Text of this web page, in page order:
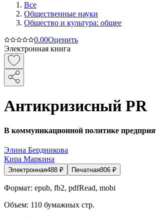
Все
Общественные науки
Общество и культура: общее
0.00Оценить
Электронная книга
Антикризисный PR
В коммуникационной политике
Элина Бердникова
Кира Маркина
Электронная488 ₽ Печатная806 ₽
Формат: epub, fb2, pdfRead, mobi
Объем: 110 бумажных стр.